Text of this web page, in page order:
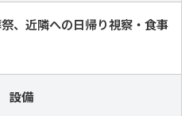
、近隣への日帰り視察・食事
設備